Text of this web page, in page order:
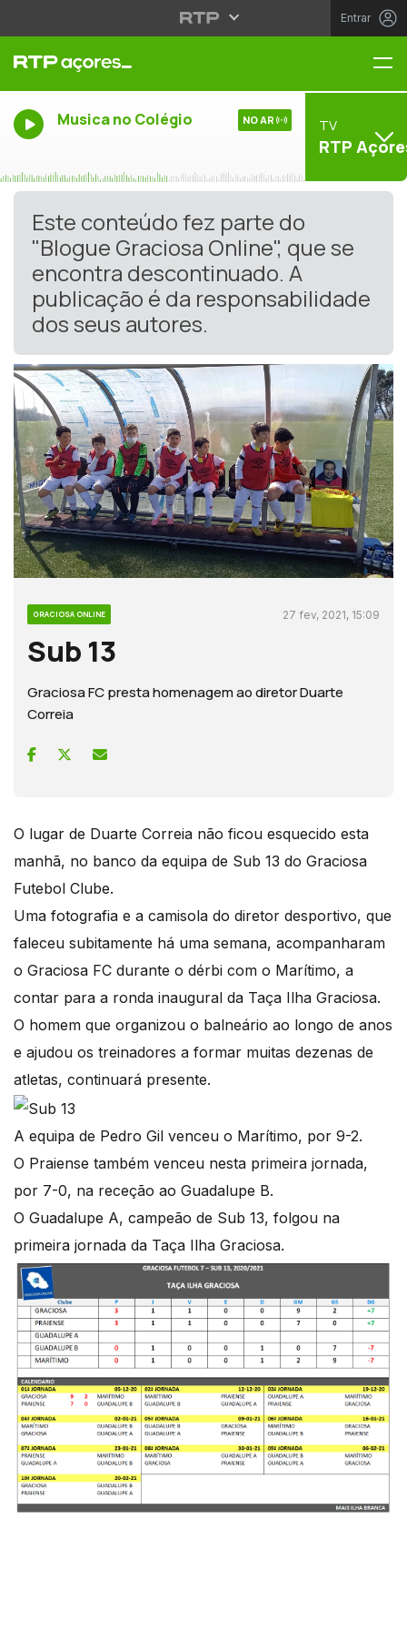
Entrar
Musica no Colégio NO AR TV
RTP
Este conteúdo fez parte do
"Blogue Graciosa Online", que se
encontra descontinuado. A
publicação é da responsabilidade
dos seus autores.
GRACIOSA ONLINE 27 fev, 2021, 15:09
Sub 13
Graciosa FC presta homenagem ao diretor Duarte
Correia
O lugar de Duarte Correia não ficou esquecido esta
manhã, no banco da equipa de Sub 13 do Graciosa
Futebol Clube.
Uma fotografia e a camisola do diretor desportivo, que
faleceu subitamente há uma semana, acompanharam
o Graciosa FC durante o dérbi com o Marítimo, a
contar para a ronda inaugural da Taça Ilha Graciosa.
O homem que organizou o balneário ao longo de anos
e ajudou os treinadores a formar muitas dezenas de
atletas, continuará presente.
A equipa de Pedro Gil venceu o Marítimo, por 9-2.
O Praiense também venceu nesta primeira jornada,
por 7-0, na receção ao Guadalupe B.
O Guadalupe A, campeão de Sub 13, folgou na
primeira jornada da Taça Ilha Graciosa.